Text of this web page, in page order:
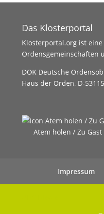
Das Klosterportal
Klosterportal.org ist
Ordensgemeinschaften
DOK Deutsche
Haus der Orden, D-
Atem holen / Zu
Impressum